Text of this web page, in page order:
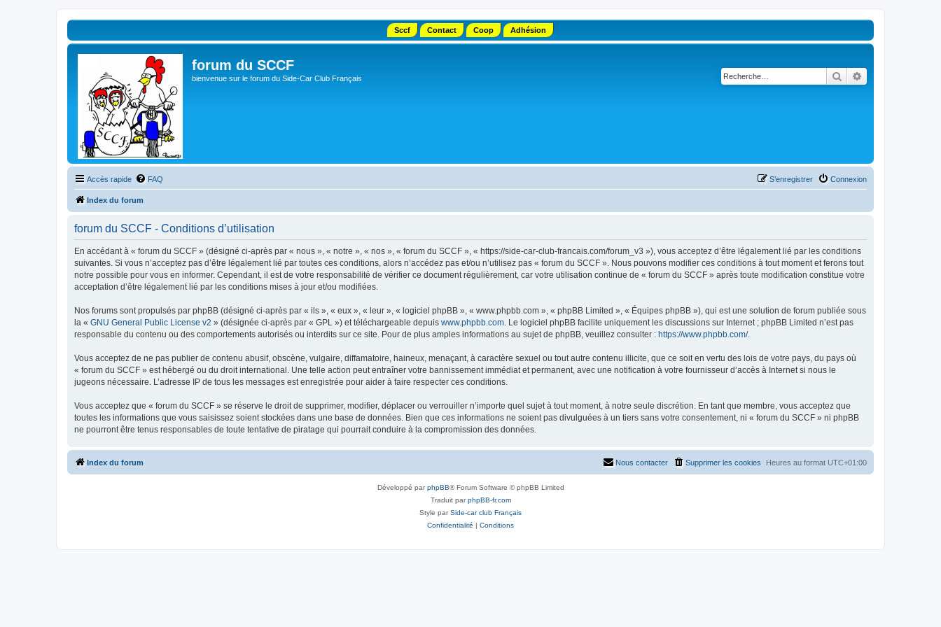
Sccf Contact Coop Adhésion
forum du SCCF
bienvenue sur le forum du Side-Car Club Français Rechercher
Accès rapide FAQ Connexion
S’enregistrer
Index du forum
forum du SCCF - Conditions d’utilisation
En accédant à « forum du SCCF » (désigné ci-après par « nous », « notre », « nos », « forum du SCCF », « https://side-car-club-francais.com/forum_v3 »), vous acceptez d’être légalement lié par les conditions
suivantes. Si vous n’acceptez pas d’être légalement lié par toutes ces conditions, alors n’accédez pas et/ou n’utilisez pas « forum du SCCF ». Nous pouvons modifier ces conditions à tout moment et ferons tout
notre possible pour vous en informer. Cependant, il est de votre responsabilité de vérifier ce document régulièrement, car votre utilisation continue de « forum du SCCF » après toute modification constitue votre
acceptation d’être légalement lié par les conditions mises à jour et/ou modifiées.
Nos forums sont propulsés par phpBB (désigné ci-après par « ils », « eux », « leur », « logiciel phpBB », « www.phpbb.com », « phpBB Limited », « Équipes phpBB »), qui est une solution de forum publiée sous
la « GNU General Public License v2 » (désignée ci-après par « GPL ») et téléchargeable depuis www.phpbb.com. Le logiciel phpBB facilite uniquement les discussions sur Internet ; phpBB Limited n’est pas
responsable du contenu ou des comportements autorisés ou interdits sur ce site. Pour de plus amples informations au sujet de phpBB, veuillez consulter : https://www.phpbb.com/.
Vous acceptez de ne pas publier de contenu abusif, obscène, vulgaire, diffamatoire, haineux, menaçant, à caractère sexuel ou tout autre contenu illicite, que ce soit en vertu des lois de votre pays, du pays où
« forum du SCCF » est hébergé ou du droit international. Une telle action peut entraîner votre bannissement immédiat et permanent, avec une notification à votre fournisseur d’accès à Internet si nous le
jugeons nécessaire. L’adresse IP de tous les messages est enregistrée pour aider à faire respecter ces conditions.
Vous acceptez que « forum du SCCF » se réserve le droit de supprimer, modifier, déplacer ou verrouiller n’importe quel sujet à tout moment, à notre seule discrétion. En tant que membre, vous acceptez que
toutes les informations que vous saisissez soient stockées dans une base de données. Bien que ces informations ne soient pas divulguées à un tiers sans votre consentement, ni « forum du SCCF » ni phpBB
ne pourront être tenus responsables de toute tentative de piratage qui pourrait conduire à la compromission des données.
Index du forum Heures au format UTC+01:00
Supprimer les cookies
Nous contacter
Développé parphpBB® Forum Software © phpBB Limited
Traduit parphpBB-fr.com
Style parSide-car club Français
Confidentialité | Conditions